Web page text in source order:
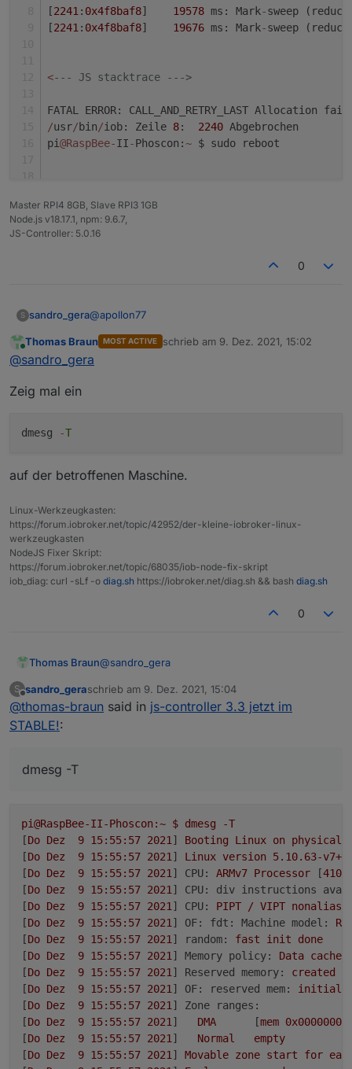
[2241 : 0x4f8baf8] 19578 ms: Mark-sweep
[2241 : 0x4f8baf8] 19676 ms: Mark-sweep
<--- JS stacktrace --->
FATAL ERROR: CALL_AND_RETRY_LAST Allocation
/usr/bin/iob: Zeile 8: 2240 Abgebrochen
pi@RaspBee-II-Phoscon:~ $ sudo reboot
Master RPI4 8GB, Slave RPI3 1GB
Node.js v18.17.1, npm: 9.6.7,
JS-Controller: 5.0.16
0
S sandro_gera@apollon77
Also die updates haben beide funktioniert. js
controller und Node js sind jetzt aktuell.
[2241:0x4f8baf8]    19578 ms: Mark-
FATAL ERROR:
/usr/bin/iob: Zeile 8:  2240
Online
Thomas Braun MOST ACTIVE schrieb am 9. Dez. 2021, 15:02
zuletzt editiert von
@sandro_gera
Zeig mal ein
dmesg -T
auf der betroffenen Maschine.
Linux-Werkzeugkasten:
https://forum.iobroker.net/topic/42952/der-kleine-iobroker-linux-
werkzeugkasten
NodeJS Fixer Skript:
https://forum.iobroker.net/topic/68035/iob-node-fix-skript
iob_diag: curl -sLf -o diag.sh https://iobroker.net/diag.sh && bash diag.sh
0
Thomas Braun@sandro_gera
Zeig mal ein
S
Offline
sandro_geraschrieb am 9. Dez. 2021, 15:04
zuletzt editiert von
@thomas-braun said in js-controller 3.3 jetzt im
STABLE!:
dmesg -T
pi@RaspBee-II-Phoscon:~ $ dmesg
-T
[Do Dez 9 15:55:57 2021] Booting Linux on physical
[Do Dez 9 15:55:57 2021] Linux version 5.10.63-v7+
[Do Dez 9 15:55:57 2021] CPU: ARMv7 Processor [
[Do Dez 9 15:55:57 2021] CPU: div instructions
[Do Dez 9 15:55:57 2021] CPU: PIPT / VIPT
[Do Dez 9 15:55:57 2021] OF: fdt: Machine model:
[Do Dez 9 15:55:57 2021] random: fast init
done
[Do Dez 9 15:55:57 2021] Memory policy: Data cache
[Do Dez 9 15:55:57 2021] Reserved memory: created
[Do Dez 9 15:55:57 2021] OF: reserved mem:
[Do Dez 9 15:55:57 2021] Zone ranges:
[Do Dez 9 15:55:57 2021] DMA
      [
mem
[Do Dez 9 15:55:57 2021] Normal
empty
[Do Dez 9 15:55:57 2021] Movable zone start for